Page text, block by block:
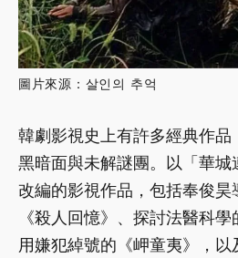
圖片來源：살인의 추억
韓劇影視史上有許多經典作品
黑暗面與未解謎團。以「華城
改編的影視作品，包括奉俊昊
《殺人回憶》、探討法醫科
用嫌犯綽號的《岬童夷》，